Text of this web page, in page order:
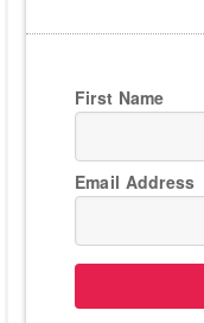
First Name
Email Address